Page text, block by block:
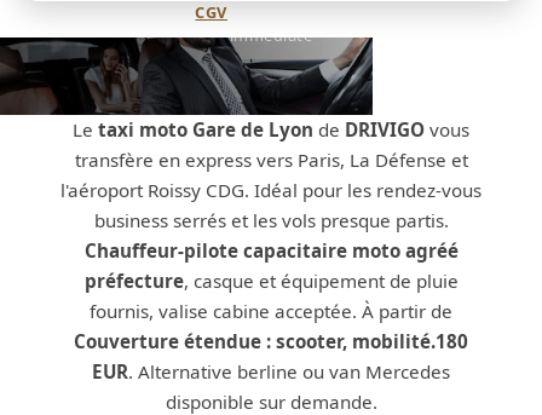
Annulation flexible (CGV) · Paiement sécurisé · Confirmation
immédiate
Le taxi moto Gare de Lyon de DRIVIGO vous
transfère en express vers Paris, La Défense et
l'aéroport Roissy CDG. Idéal pour les rendez-vous
business serrés et les vols presque partis.
Chauffeur-pilote capacitaire moto agréé
préfecture, casque et équipement de pluie
fournis, valise cabine acceptée. À partir de
Couverture étendue : scooter, mobilité.180
EUR. Alternative berline ou van Mercedes
disponible sur demande.